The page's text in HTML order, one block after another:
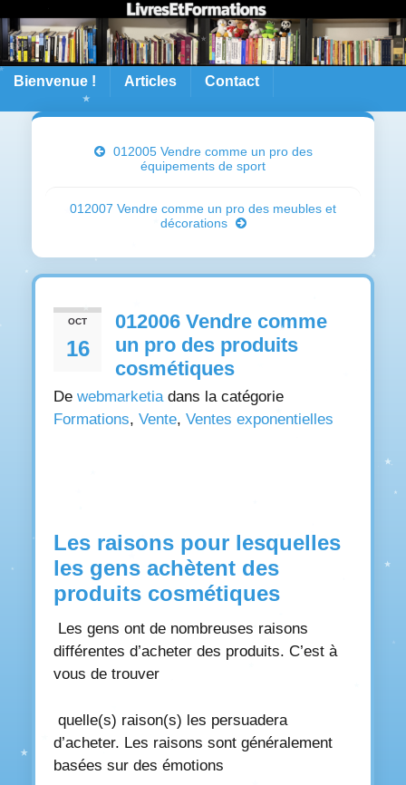
Bienvenue ! Articles Contact
012005 Vendre comme un pro des
équipements de sport
012007 Vendre comme un pro des meubles et
décorations
OCT
16
012006 Vendre comme
un pro des produits
cosmétiques
De webmarketiadans la catégorie
Formations, Vente, Ventes exponentielles
Les raisons pour lesquelles
les gens achètent des
produits cosmétiques
Les gens ont de nombreuses raisons
différentes d’acheter des produits. C’est à
vous de trouver
quelle(s) raison(s) les persuadera
d’acheter. Les raisons sont généralement
basées sur des émotions